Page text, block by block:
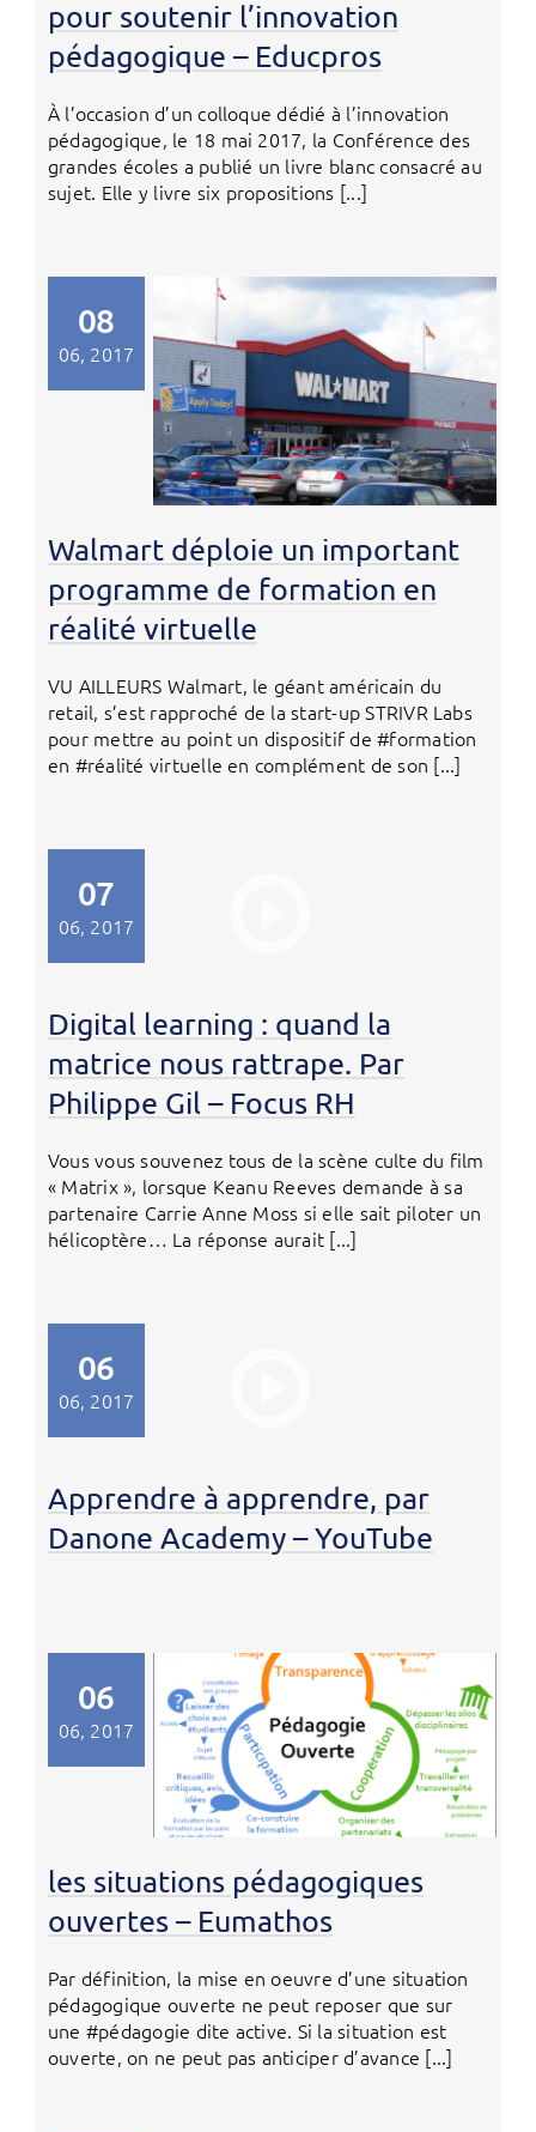
pour soutenir l’innovation
pédagogique – Educpros
À l’occasion d’un colloque dédié à l’innovation
pédagogique, le 18 mai 2017, la Conférence des
grandes écoles a publié un livre blanc consacré au
sujet. Elle y livre six propositions [...]
08
06, 2017
Walmart déploie un important
programme de formation en
réalité virtuelle
VU AILLEURS Walmart, le géant américain du
retail, s’est rapproché de la start-up STRIVR Labs
pour mettre au point un dispositif de #formation
en #réalité virtuelle en complément de son [...]
07
06, 2017
Digital learning : quand la
matrice nous rattrape. Par
Philippe Gil – Focus RH
Vous vous souvenez tous de la scène culte du film
« Matrix », lorsque Keanu Reeves demande à sa
partenaire Carrie Anne Moss si elle sait piloter un
hélicoptère… La réponse aurait [...]
06
06, 2017
Apprendre à apprendre, par
Danone Academy – YouTube
06
06, 2017
les situations pédagogiques
ouvertes – Eumathos
Par définition, la mise en oeuvre d’une situation
pédagogique ouverte ne peut reposer que sur
une #pédagogie dite active. Si la situation est
ouverte, on ne peut pas anticiper d’avance [...]